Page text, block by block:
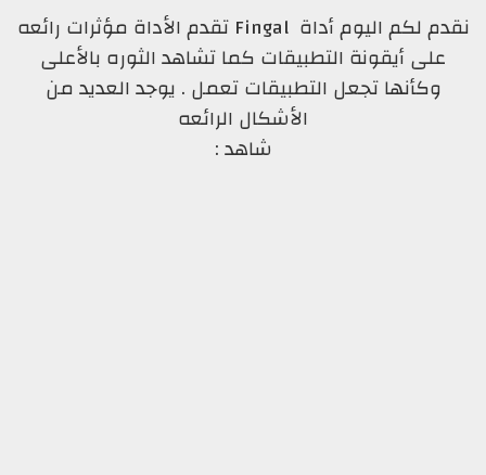
نقدم لكم اليوم أداة Fingal تقدم الأداة مؤثرات رائعه
على أيقونة التطبيقات كما تشاهد الثوره بالأعلى
وكأنها تجعل التطبيقات تعمل . يوجد العديد من
الأشكال الرائعه
شاهد :